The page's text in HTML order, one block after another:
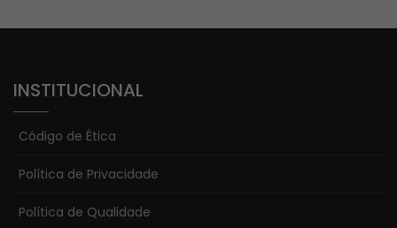
INSTITUCIONAL
Código de Ética
Política de Privacidade
Política de Qualidade